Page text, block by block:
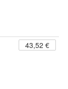
43,52 €